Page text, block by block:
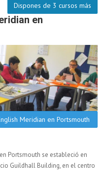
Dispones de 3 cursos más
en
Meridian en Portsmouth
Portsmouth se estableció en
Guildhall Building, en el centro